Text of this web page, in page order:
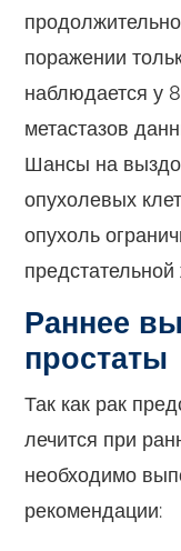
поражении
наблюдается у
метастазов
Шансы на
опухолевых
опухоль
Раннее
простаты
Так как рак
лечится при
необходимо
рекомендации: